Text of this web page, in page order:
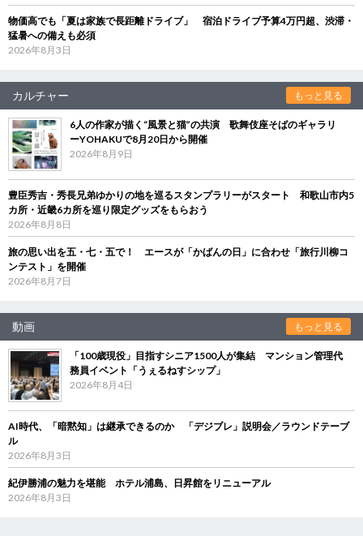
物価高でも「夏は家族で長距離ドライブ」 宿泊ドライブ予算4万円超、渋滞・
猛暑への備えも必須
2026年8月3日
カルチャー もっと見る
6人の作家が描く“風景と猫”の共演 歌舞伎座そばのギャラリ
ーYOHAKUで8月20日から開催
2026年8月9日
豊臣秀吉・秀長兄弟ゆかりの地を巡るスタンプラリーがスタート 和歌山市内5
カ所・近畿6カ所を巡り限定グッズをもらおう
2026年8月8日
旅の思い出を五・七・五で！ エースが「かばんの日」に合わせ「旅行川柳コ
ンテスト」を開催
2026年8月7日
動画 もっと見る
「100歳現役」目指すシニア1500人が集結 マンション管理代
務員イベント「うぇるねすシップ」
2026年8月4日
AI時代、「暗黙知」は継承できるのか 「デジブレ」説明会／ラウンドテーブ
ル
2026年8月3日
紀伊勝浦の魅力を堪能 ホテル浦島、日昇館をリニューアル
2026年8月3日